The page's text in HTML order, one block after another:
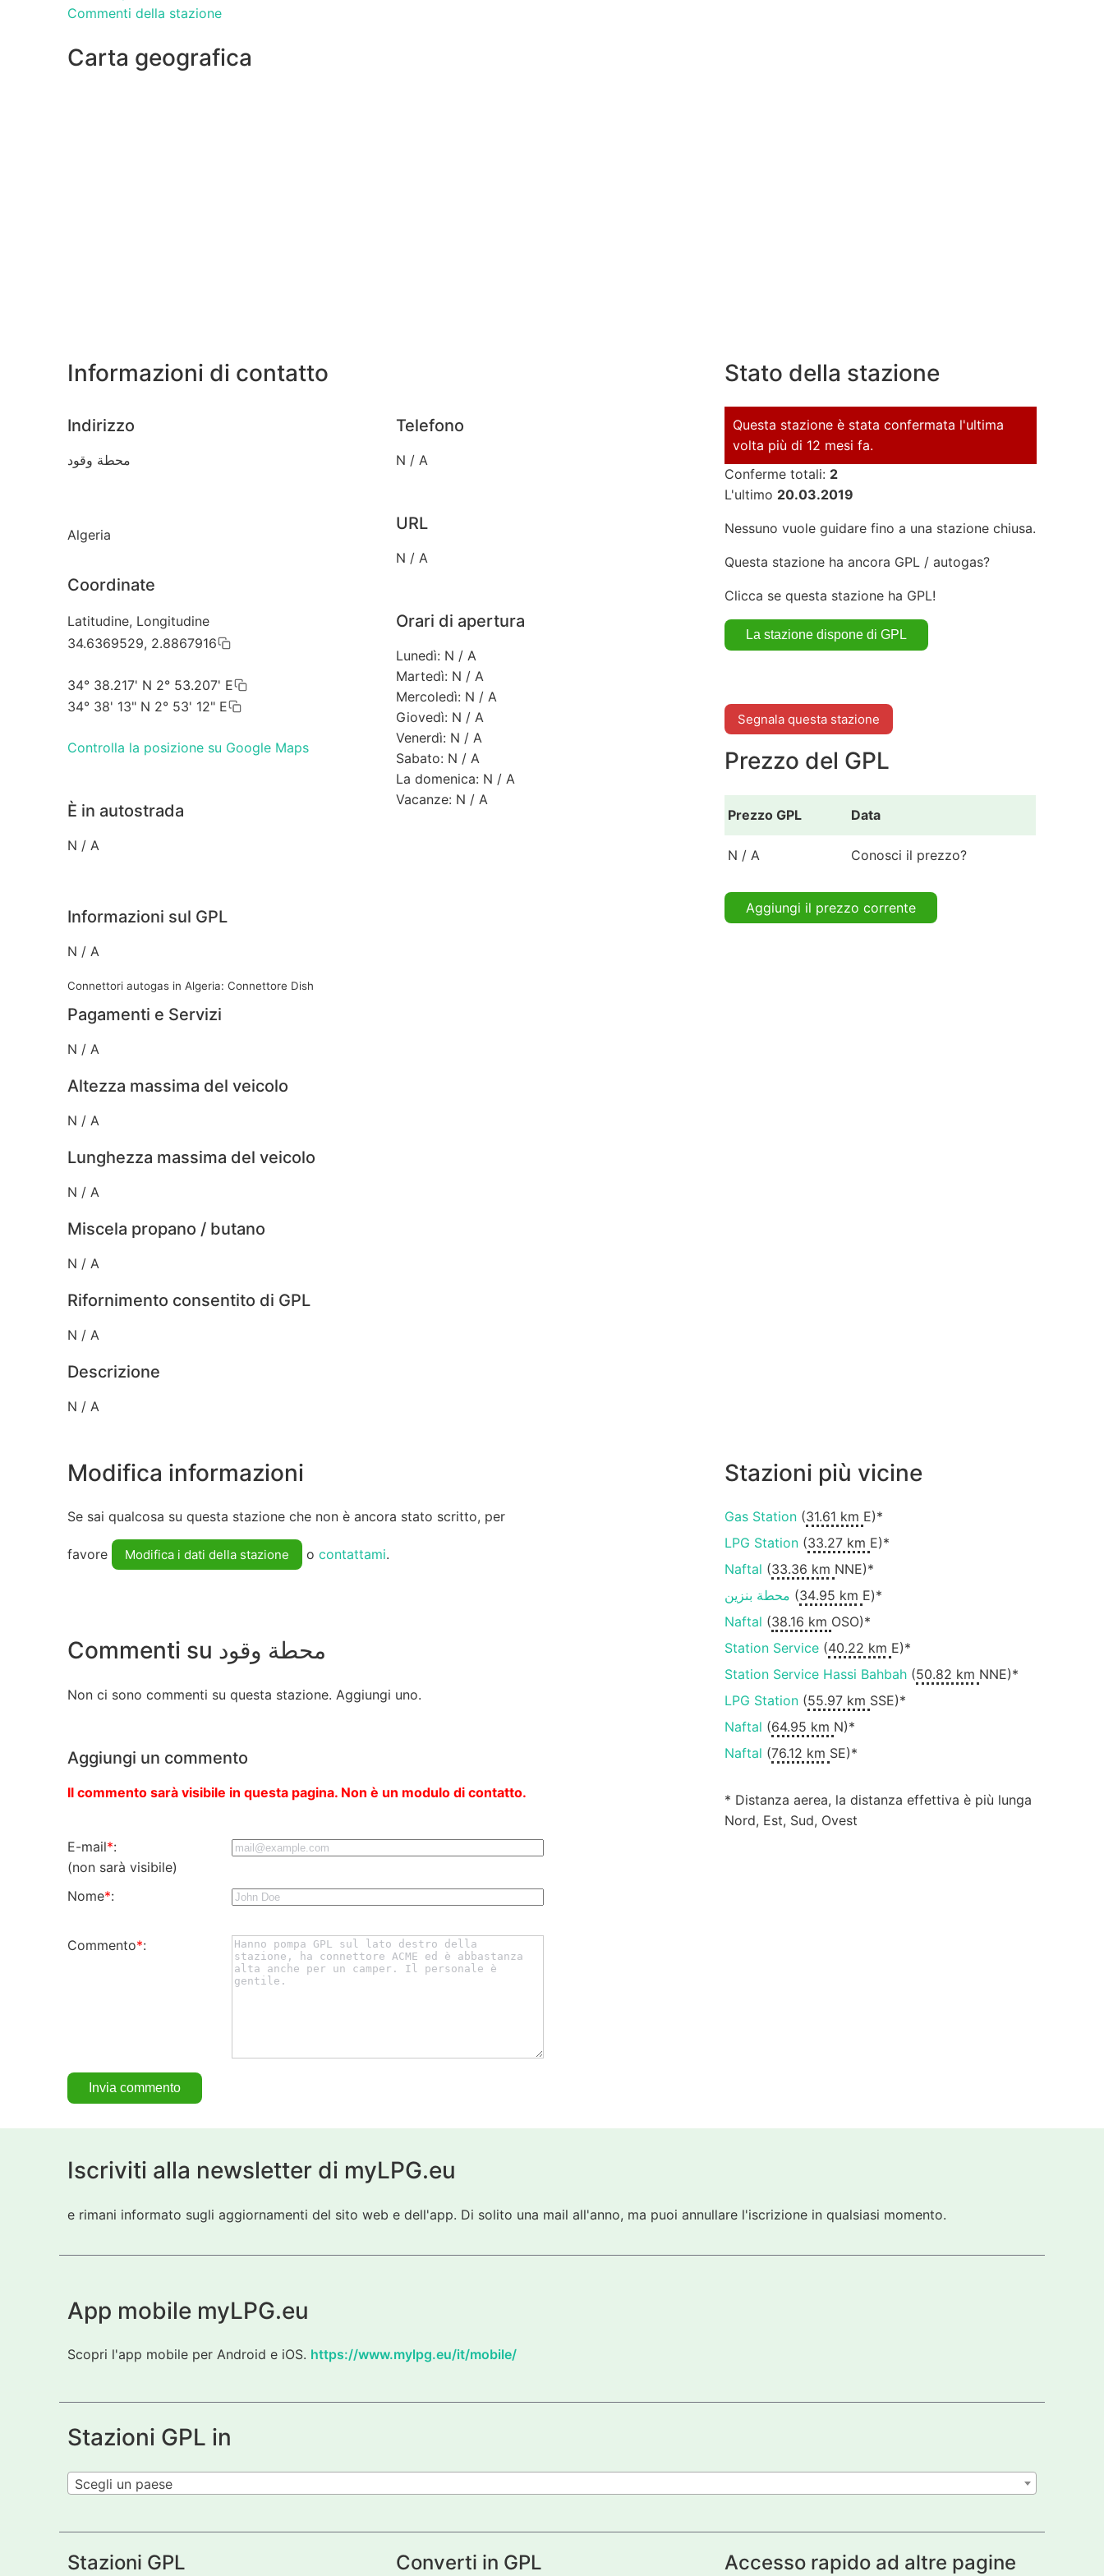
Commenti della stazione
Carta geografica
Informazioni di contatto
Indirizzo
محطة وقود
Algeria
Coordinate
Latitudine, Longitudine
34.6369529, 2.8867916
34° 38.217' N 2° 53.207' E
34° 38' 13" N 2° 53' 12" E
Controlla la posizione su Google Maps
È in autostrada
N / A
Telefono
N / A
URL
N / A
Orari di apertura
Lunedì: N / A
Martedì: N / A
Mercoledì: N / A
Giovedì: N / A
Venerdì: N / A
Sabato: N / A
La domenica: N / A
Vacanze: N / A
Informazioni sul GPL
N / A
Connettori autogas in Algeria: Connettore Dish
Pagamenti e Servizi
N / A
Altezza massima del veicolo
N / A
Lunghezza massima del veicolo
N / A
Miscela propano / butano
N / A
Rifornimento consentito di GPL
N / A
Descrizione
N / A
Stato della stazione
Questa stazione è stata confermata l'ultima
volta più di 12 mesi fa.
Conferme totali: 2
L'ultimo 20.03.2019
Nessuno vuole guidare fino a una stazione chiusa.
Questa stazione ha ancora GPL / autogas?
Clicca se questa stazione ha GPL!
Segnala questa stazione
Prezzo del GPL
Prezzo GPL Data
N / A Conosci il prezzo?
Aggiungi il prezzo corrente
Modifica informazioni
Se sai qualcosa su questa stazione che non è ancora stato scritto, per
favore Modifica i dati della stazione o contattami.
Commenti su محطة وقود
Non ci sono commenti su questa stazione. Aggiungi uno.
Aggiungi un commento
Il commento sarà visibile in questa pagina. Non è un modulo di contatto.
E-mail*:
(non sarà visibile)
Nome*:
Commento*:
Stazioni più vicine
Gas Station(31.61 km E)*
LPG Station(33.27 km E)*
Naftal (33.36 km NNE)*
محطة بنزين ( 34.95 km E)*
Naftal (38.16 km OSO)*
Station Service(40.22 km E)*
Station Service Hassi Bahbah(50.82 km NNE)*
LPG Station(55.97 km SSE)*
Naftal (64.95 km N)*
Naftal (76.12 km SE)*
* Distanza aerea, la distanza effettiva è più lunga
Nord, Est, Sud, Ovest
Iscriviti alla newsletter di myLPG.eu
e rimani informato sugli aggiornamenti del sito web e dell'app. Di solito una mail all'anno, ma puoi annullare l'iscrizione in qualsiasi momento.
App mobile myLPG.eu
Scopri l'app mobile per Android e iOS. https://www.mylpg.eu/it/mobile/
Stazioni GPL in
Scegli un paese
Stazioni GPL Converti in GPL Accesso rapido ad altre pagine